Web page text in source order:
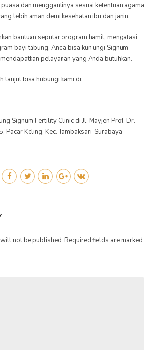
dan menggantinya sesuai ketentuan agama
lebih aman demi kesehatan ibu dan janin.
bantuan seputar program hamil, mengatasi
bayi tabung, Anda bisa kunjungi Signum
pelayanan yang Anda butuhkan.
lanjut bisa hubungi kami di:
Signum Fertility Clinic di Jl. Mayjen Prof. Dr.
Pacar Keling, Kec. Tambaksari, Surabaya
not be published. Required fields are marked